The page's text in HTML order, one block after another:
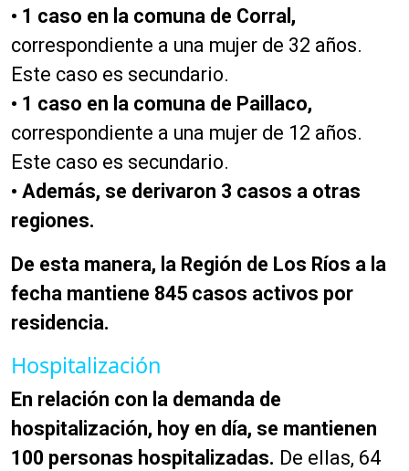
• 1 caso en la comuna de Corral,
correspondiente a una mujer de 32 años.
Este caso es secundario.
• 1 caso en la comuna de Paillaco,
correspondiente a una mujer de 12 años.
Este caso es secundario.
• Además, se derivaron 3 casos a otras
regiones.
De esta manera, la Región de Los Ríos a la
fecha mantiene 845 casos activos por
residencia.
Hospitalización
En relación con la demanda de
hospitalización, hoy en día, se mantienen
100 personas hospitalizadas. De ellas, 64